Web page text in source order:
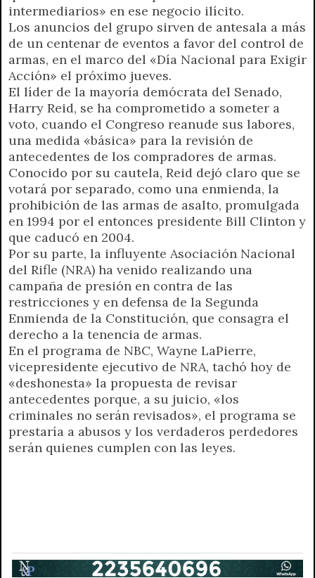
intermediarios» en ese negocio ilícito.
Los anuncios del grupo sirven de antesala a más
de un centenar de eventos a favor del control de
armas, en el marco del «Día Nacional para Exigir
Acción» el próximo jueves.
El líder de la mayoría demócrata del Senado,
Harry Reid, se ha comprometido a someter a
voto, cuando el Congreso reanude sus labores,
una medida «básica» para la revisión de
antecedentes de los compradores de armas.
Conocido por su cautela, Reid dejó claro que se
votará por separado, como una enmienda, la
prohibición de las armas de asalto, promulgada
en 1994 por el entonces presidente Bill Clinton y
que caducó en 2004.
Por su parte, la influyente Asociación Nacional
del Rifle (NRA) ha venido realizando una
campaña de presión en contra de las
restricciones y en defensa de la Segunda
Enmienda de la Constitución, que consagra el
derecho a la tenencia de armas.
En el programa de NBC, Wayne LaPierre,
vicepresidente ejecutivo de NRA, tachó hoy de
«deshonesta» la propuesta de revisar
antecedentes porque, a su juicio, «los
criminales no serán revisados», el programa se
prestaría a abusos y los verdaderos perdedores
serán quienes cumplen con las leyes.